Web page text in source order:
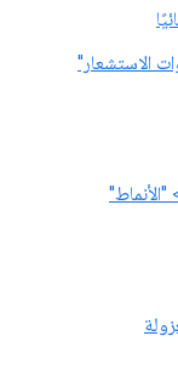
الاستشعار"